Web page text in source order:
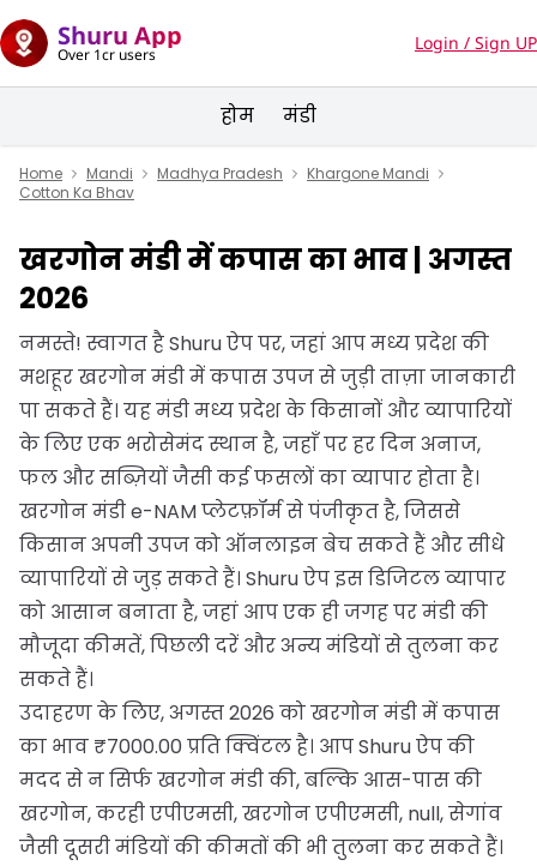
Shuru App
Over 1cr users
Login / Sign UP
होम मंडी
Home Mandi Madhya Pradesh
Khargone Mandi
Cotton Ka Bhav
खरगोन मंडी में कपास का भाव | अगस्त
2026
नमस्ते! स्वागत है Shuru ऐप पर, जहां आप मध्य प्रदेश की
मशहूर खरगोन मंडी में कपास उपज से जुड़ी ताज़ा जानकारी
पा सकते हैं। यह मंडी मध्य प्रदेश के किसानों और व्यापारियों
के लिए एक भरोसेमंद स्थान है, जहाँ पर हर दिन अनाज,
फल और सब्ज़ियों जैसी कई फसलों का व्यापार होता है।
खरगोन मंडी e-NAM प्लेटफ़ॉर्म से पंजीकृत है, जिससे
किसान अपनी उपज को ऑनलाइन बेच सकते हैं और सीधे
व्यापारियों से जुड़ सकते हैं। Shuru ऐप इस डिजिटल व्यापार
को आसान बनाता है, जहां आप एक ही जगह पर मंडी की
मौजूदा कीमतें, पिछली दरें और अन्य मंडियों से तुलना कर
सकते हैं।
उदाहरण के लिए, अगस्त 2026 को खरगोन मंडी में कपास
का भाव ₹7000.00 प्रति क्विंटल है। आप Shuru ऐप की
मदद से न सिर्फ खरगोन मंडी की, बल्कि आस-पास की
खरगोन, करही एपीएमसी, खरगोन एपीएमसी, null, सेगांव
जैसी दूसरी मंडियों की कीमतों की भी तुलना कर सकते हैं।